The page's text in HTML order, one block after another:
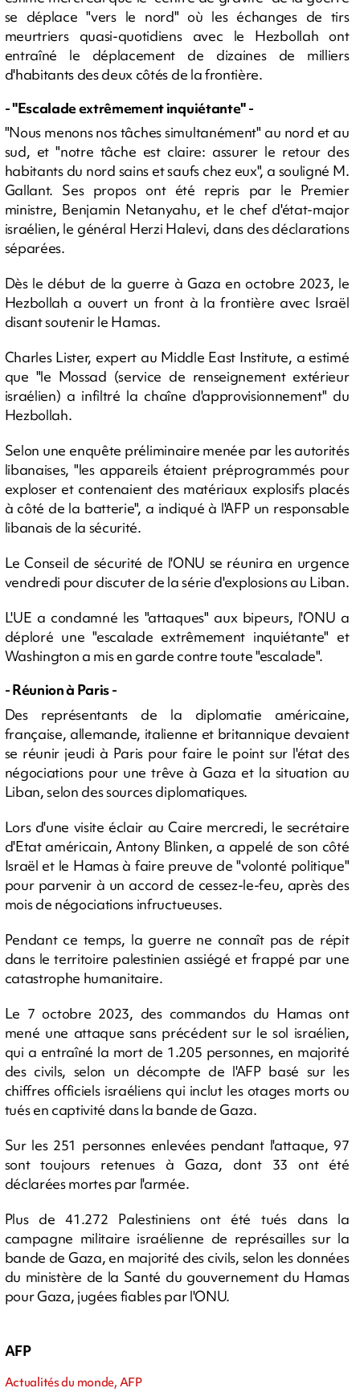
se déplace "vers le nord" où les échanges de tirs
meurtriers quasi-quotidiens avec le Hezbollah ont
entraîné le déplacement de dizaines de milliers
d'habitants des deux côtés de la frontière.
- "Escalade extrêmement inquiétante" -
"Nous menons nos tâches simultanément" au nord et au
sud, et "notre tâche est claire: assurer le retour des
habitants du nord sains et saufs chez eux", a souligné M.
Gallant. Ses propos ont été repris par le Premier
ministre, Benjamin Netanyahu, et le chef d'état-major
israélien, le général Herzi Halevi, dans des déclarations
séparées.
Dès le début de la guerre à Gaza en octobre 2023, le
Hezbollah a ouvert un front à la frontière avec Israël
disant soutenir le Hamas.
Charles Lister, expert au Middle East Institute, a estimé
que "le Mossad (service de renseignement extérieur
israélien) a infiltré la chaîne d'approvisionnement" du
Hezbollah.
Selon une enquête préliminaire menée par les autorités
libanaises, "les appareils étaient préprogrammés pour
exploser et contenaient des matériaux explosifs placés
à côté de la batterie", a indiqué à l'AFP un responsable
libanais de la sécurité.
Le Conseil de sécurité de l'ONU se réunira en urgence
vendredi pour discuter de la série d'explosions au Liban.
L'UE a condamné les "attaques" aux bipeurs, l'ONU a
déploré une "escalade extrêmement inquiétante" et
Washington a mis en garde contre toute "escalade".
- Réunion à Paris -
Des représentants de la diplomatie américaine,
française, allemande, italienne et britannique devaient
se réunir jeudi à Paris pour faire le point sur l'état des
négociations pour une trêve à Gaza et la situation au
Liban, selon des sources diplomatiques.
Lors d'une visite éclair au Caire mercredi, le secrétaire
d'Etat américain, Antony Blinken, a appelé de son côté
Israël et le Hamas à faire preuve de "volonté politique"
pour parvenir à un accord de cessez-le-feu, après des
mois de négociations infructueuses.
Pendant ce temps, la guerre ne connaît pas de répit
dans le territoire palestinien assiégé et frappé par une
catastrophe humanitaire.
Le 7 octobre 2023, des commandos du Hamas ont
mené une attaque sans précédent sur le sol israélien,
qui a entraîné la mort de 1.205 personnes, en majorité
des civils, selon un décompte de l'AFP basé sur les
chiffres officiels israéliens qui inclut les otages morts ou
tués en captivité dans la bande de Gaza.
Sur les 251 personnes enlevées pendant l'attaque, 97
sont toujours retenues à Gaza, dont 33 ont été
déclarées mortes par l'armée.
Plus de 41.272 Palestiniens ont été tués dans la
campagne militaire israélienne de représailles sur la
bande de Gaza, en majorité des civils, selon les données
du ministère de la Santé du gouvernement du Hamas
pour Gaza, jugées fiables par l'ONU.
AFP
Actualités du monde, AFP